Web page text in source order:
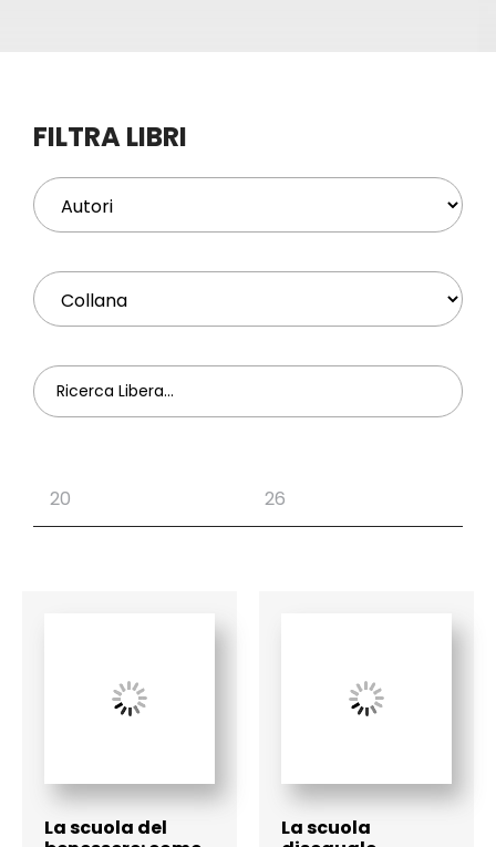
Profilo
FILTRA LIBRI
La scuola del
La scuola